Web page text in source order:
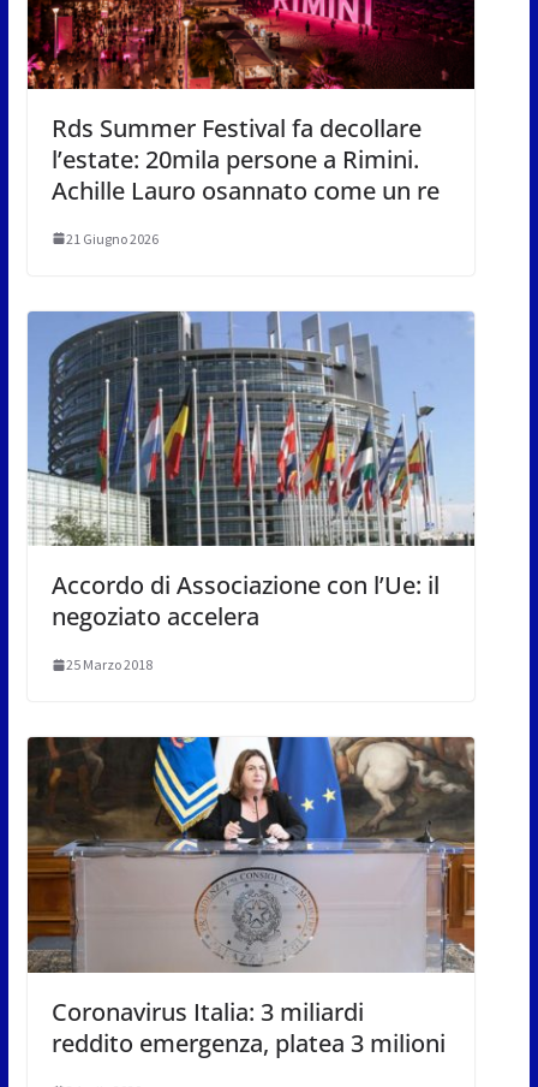
Rds Summer Festival fa decollare
l’estate: 20mila persone a Rimini.
Achille Lauro osannato come un re
21 Giugno 2026
Accordo di Associazione con l’Ue: il
negoziato accelera
25 Marzo 2018
Coronavirus Italia: 3 miliardi
reddito emergenza, platea 3 milioni